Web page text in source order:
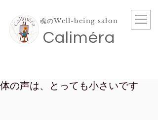
​Caliméra
魂のWell-being salon
体の声は、とっても小さいです